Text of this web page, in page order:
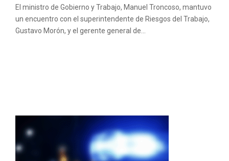
El ministro de Gobierno y Trabajo, Manuel Troncoso, mantuvo
un encuentro con el superintendente de Riesgos del Trabajo,
Gustavo Morón, y el gerente general de...